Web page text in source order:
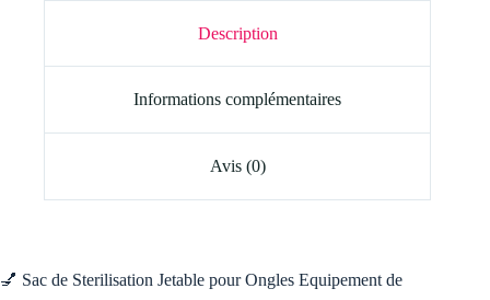
Description
Informations complémentaires
Avis (0)
💅 Sac de Sterilisation Jetable pour Ongles Equipement de